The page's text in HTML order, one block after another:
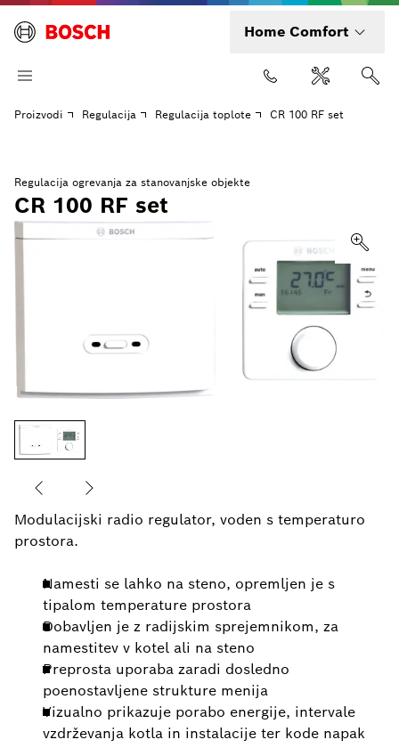
Home Comfort
Proizvodi Regulacija Regulacija toplote CR 100 RF set
Regulacija ogrevanja za stanovanjske objekte
CR 100 RF set
Modulacijski radio regulator, voden s temperaturo
prostora.
Namesti se lahko na steno, opremljen je s
tipalom temperature prostora
Dobavljen je z radijskim sprejemnikom, za
namestitev v kotel ali na steno
Preprosta uporaba zaradi dosledno
poenostavljene strukture menija
Vizualno prikazuje porabo energije, intervale
vzdrževanja kotla in instalacije ter kode napak